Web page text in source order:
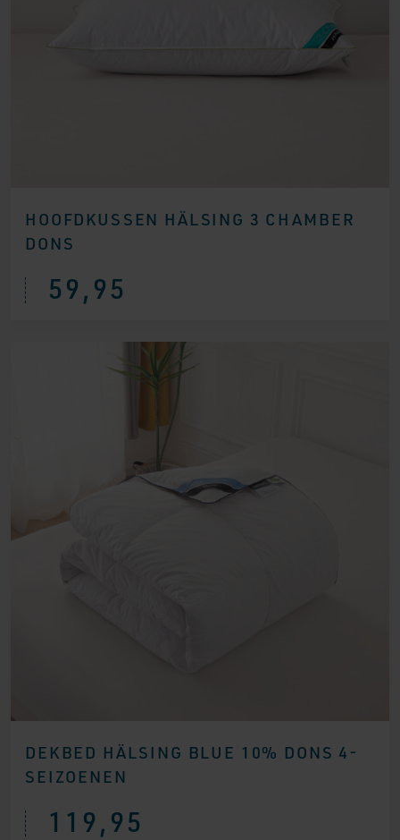
HOOFDKUSSEN HÄLSING 3 CHAMBER
DONS
59,95
DEKBED HÄLSING BLUE 10% DONS 4-
SEIZOENEN
119,95